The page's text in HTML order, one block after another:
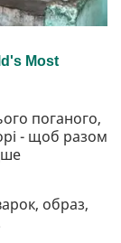
поганого,
- щоб разом
образ,